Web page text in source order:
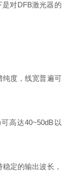
对DFB激光器的
度，线宽普遍可
高达40~50dB以
定的输出波长，